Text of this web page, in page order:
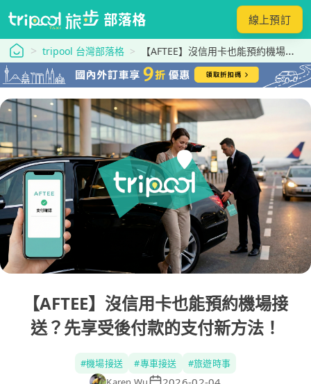
線上預訂
tripool 旅步tripool 台灣部落格 【AFTEE】沒信用卡也能預約機場接送？先享受後付款的支付新方法！
【AFTEE】沒信用卡也能預約機場接
送？先享受後付款的支付新方法！
#機場接送 #專車接送 #旅遊時事